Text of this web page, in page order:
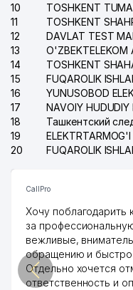
10
11
12
13
O'ZBEKTELEKOM
14
15
16
17
18
19
20
CallPro
Хочу поблагодарить
за
вежливые,
обращению и
Отдельно хочется
ответственность и